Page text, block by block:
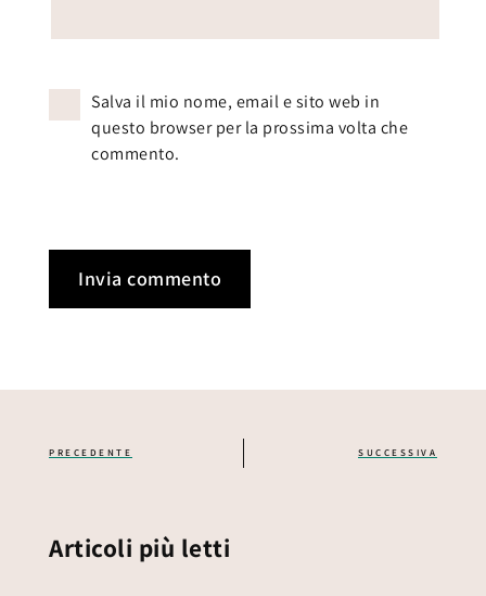
Salva il mio nome, email e sito web in
questo browser per la prossima volta che
commento.
PRECEDENTE SUCCESSIVA
Articoli più letti